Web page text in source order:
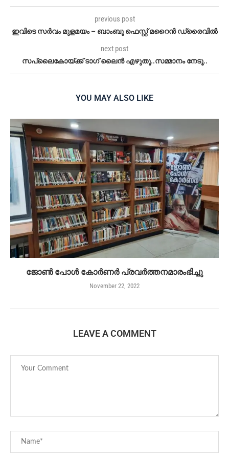
previous post
ഇവിടെ സർവം മുളമയം – ബാംബൂ ഫെസ്റ്റ് മറൈൻ ഡ്രൈവിൽ
next post
സപ്ലൈകോയ്ക്ക് ടാഗ് ലൈന്‍ എഴുതൂ..സമ്മാനം നേടൂ..
YOU MAY ALSO LIKE
ജോൺ പോൾ കോർണർ പ്രവർത്തനമാരംഭിച്ചു
November 22, 2022
LEAVE A COMMENT